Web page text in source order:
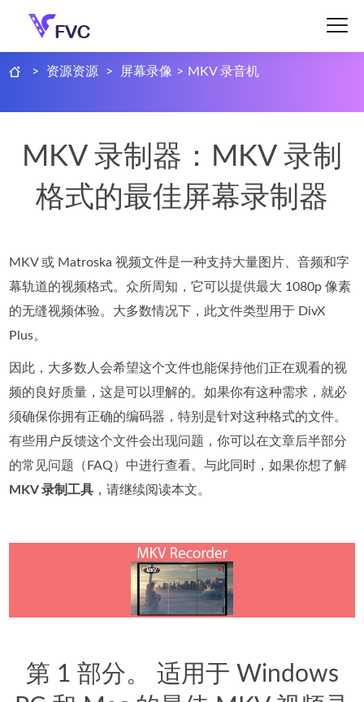
> 资源资源 > 屏幕录像 > MKV 录音机
MKV 录制器：MKV 录制
格式的最佳屏幕录制器
MKV 或 Matroska 视频文件是一种支持大量图片、音频和字
幕轨道的视频格式。众所周知，它可以提供最大 1080p 像素
的无缝视频体验。大多数情况下，此文件类型用于 DivX
Plus。
因此，大多数人会希望这个文件也能保持他们正在观看的视
频的良好质量，这是可以理解的。如果你有这种需求，就必
须确保你拥有正确的编码器，特别是针对这种格式的文件。
有些用户反馈这个文件会出现问题，你可以在文章后半部分
的常见问题（FAQ）中进行查看。与此同时，如果你想了解
MKV 录制工具 ，请继续阅读本文。
第 1 部分。 适用于 Windows